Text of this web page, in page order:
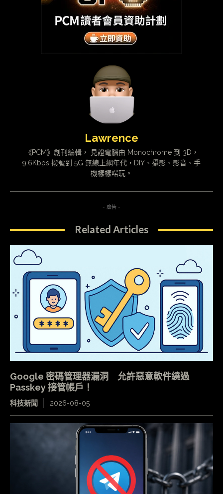
Lawrence
《PCM》創刊編輯， 見證電腦由 Monochrome 到 3D，
9.6Kbps 撥號到 5G 無線上網年代，DIY、攝影、影音、手
機樣樣啱玩。
- 廣告 -
Related Articles
Google 密碼管理器漏洞 允許惡意軟件繞過
Passkey 接管帳戶！
科技新聞 2026-08-05